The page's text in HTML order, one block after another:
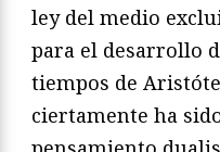
ley del medio
para el desarrollo
tiempos de
ciertamente ha